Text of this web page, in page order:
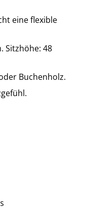
eine flexible
Sitzhöhe: 48
Buchenholz.